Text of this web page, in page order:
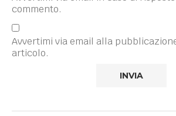
commento.
Avvertimi via email alla
articolo.